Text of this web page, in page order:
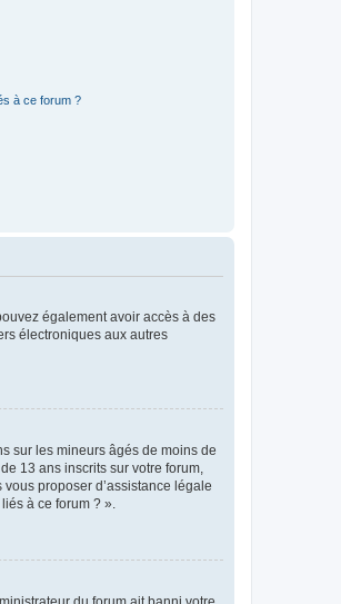
à ce forum ?
également avoir accès à des
électroniques aux autres
sur les mineurs âgés de moins de
13 ans inscrits sur votre forum,
proposer d’assistance légale
à ce forum ? ».